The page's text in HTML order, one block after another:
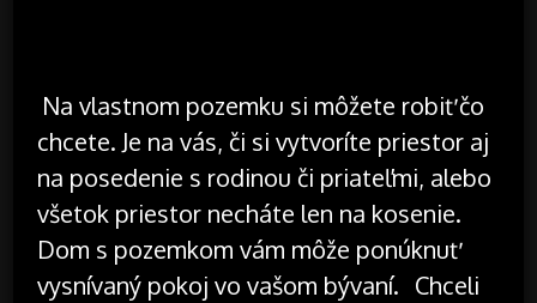
Na vlastnom pozemku si môžete robiť čo
chcete. Je na vás, či si vytvoríte priestor aj
na posedenie s rodinou či priateľmi, alebo
všetok priestor necháte len na kosenie.
Dom s pozemkom vám môže ponúknuť
vysnívaný pokoj vo vašom bývaní. Chceli